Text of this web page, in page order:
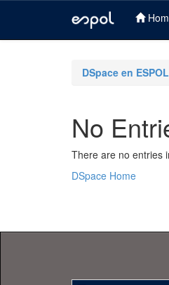
DSpace en ESPOL
No
There are no entries
DSpace Home